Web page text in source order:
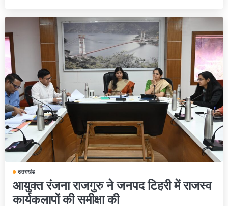
उत्तराखंड
आयुक्त रंजना राजगुरु ने जनपद टिहरी में राजस्व
कार्यकलापों की समीक्षा की